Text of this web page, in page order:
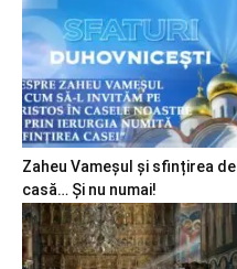
Zaheu Vameșul și sfințirea de
casă… Și nu numai!